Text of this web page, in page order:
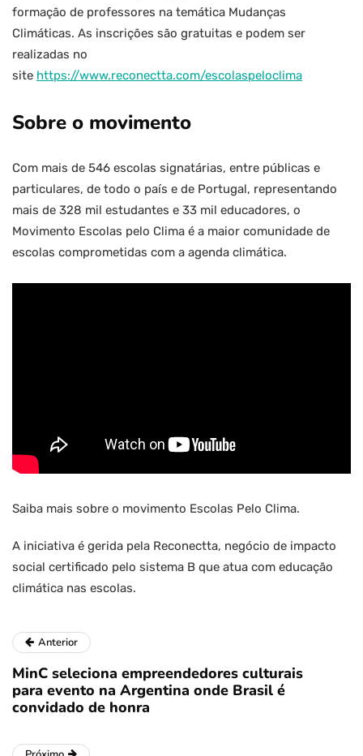
formação de professores na temática Mudanças
Climáticas. As inscrições são gratuitas e podem ser
realizadas no
site https://www.reconectta.com/escolaspeloclima
Sobre o movimento
Com mais de 546 escolas signatárias, entre públicas e
particulares, de todo o país e de Portugal, representando
mais de 328 mil estudantes e 33 mil educadores, o
Movimento Escolas pelo Clima é a maior comunidade de
escolas comprometidas com a agenda climática.
Saiba mais sobre o movimento Escolas Pelo Clima.
A iniciativa é gerida pela Reconectta, negócio de impacto
social certificado pelo sistema B que atua com educação
climática nas escolas.
Anterior
MinC seleciona empreendedores culturais
para evento na Argentina onde Brasil é
convidado de honra